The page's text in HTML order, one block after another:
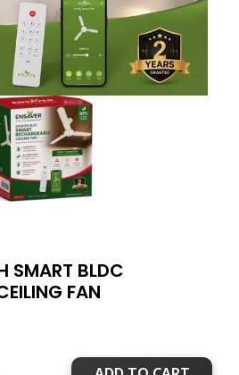
SMART BLDC
FAN